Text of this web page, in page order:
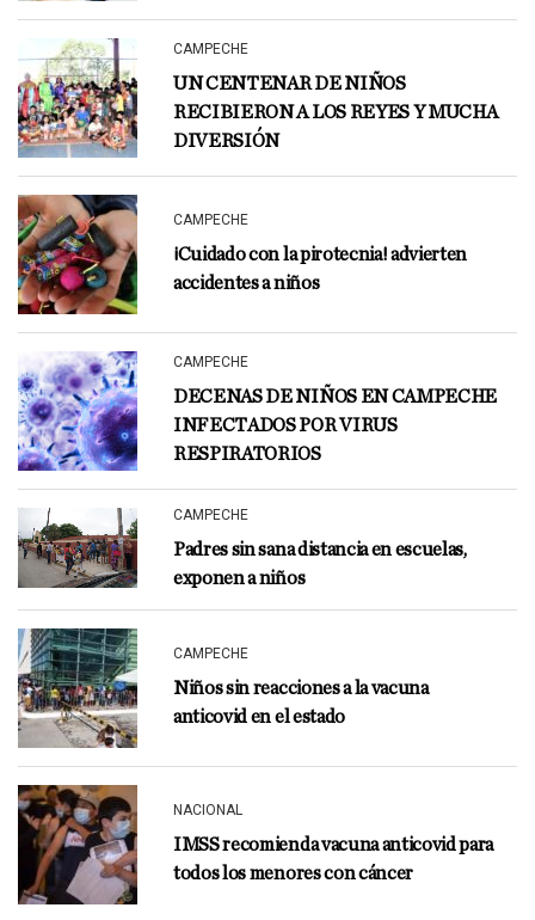
CAMPECHE
UN CENTENAR DE NIÑOS
RECIBIERON A LOS REYES Y MUCHA
DIVERSIÓN
CAMPECHE
¡Cuidado con la pirotecnia! advierten
accidentes a niños
CAMPECHE
DECENAS DE NIÑOS EN CAMPECHE
INFECTADOS POR VIRUS
RESPIRATORIOS
CAMPECHE
Padres sin sana distancia en escuelas,
exponen a niños
CAMPECHE
Niños sin reacciones a la vacuna
anticovid en el estado
NACIONAL
IMSS recomienda vacuna anticovid para
todos los menores con cáncer